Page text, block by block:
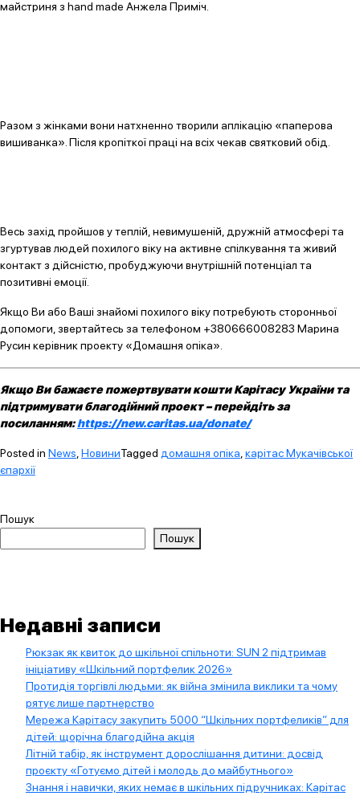
майстриня з hand made Анжела Приміч.
Разом з жінками вони натхненно творили аплікацію «паперова
вишиванка». Після кропіткої праці на всіх чекав святковий обід.
Весь захід пройшов у теплій, невимушеній, дружній атмосфері та
згуртував людей похилого віку на активне спілкування та живий
контакт з дійсністю, пробуджуючи внутрішній потенціал та
позитивні емоції.
Якщо Ви або Ваші знайомі похилого віку потребують сторонньої
допомоги, звертайтесь за телефоном +380666008283 Марина
Русин керівник проекту «Домашня опіка».
Якщо Ви бажаєте пожертвувати кошти Карітасу України та
підтримувати благодійний проект – перейдіть за
посиланням:https://new.caritas.ua/donate/
Posted in News НовиниTagged домашня опіка карітас Мукачівської
єпархії
Пошук
Пошук
Недавні записи
Рюкзак як квиток до шкільної спільноти: SUN 2 підтримав
ініціативу «Шкільний портфелик 2026»
Протидія торгівлі людьми: як війна змінила виклики та чому
рятує лише партнерство
Мережа Карітасу закупить 5000 “Шкільних портфеликів” для
дітей: щорічна благодійна акція
Літній табір, як інструмент дорослішання дитини: досвід
проєкту «Готуємо дітей і молодь до майбутнього»
Знання і навички, яких немає в шкільних підручниках: Карітас